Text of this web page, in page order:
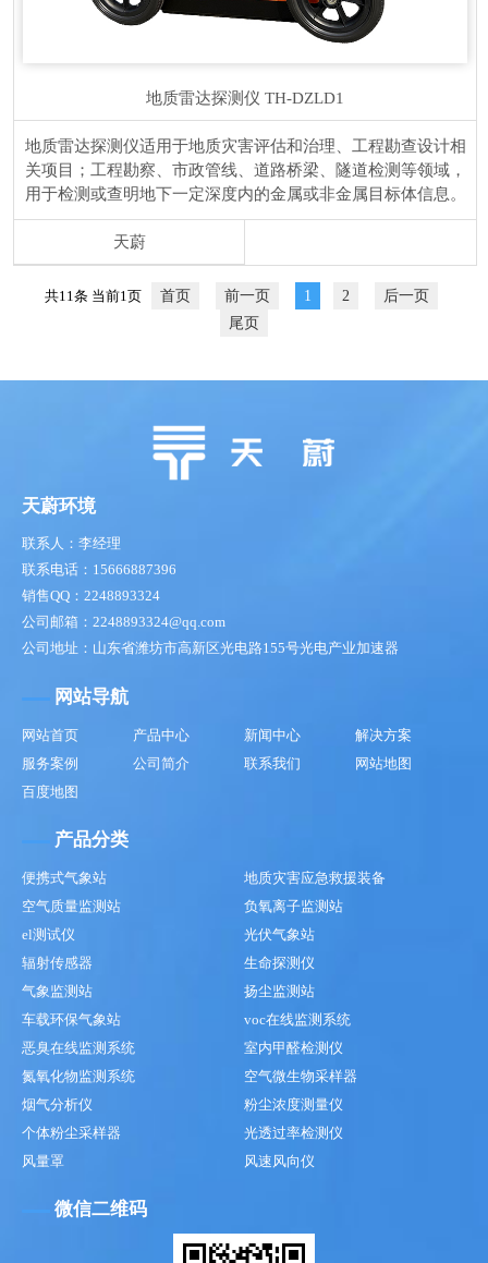
地质雷达探测仪 TH-DZLD1
地质雷达探测仪适用于地质灾害评估和治理、工程勘查设计相
关项目；工程勘察、市政管线、道路桥梁、隧道检测等领域，
用于检测或查明地下一定深度内的金属或非金属目标体信息。
天蔚
共11条 当前1页 首页 前一页 1 2
后一页
尾页
天蔚环境
联系人：李经理
联系电话：15666887396
销售QQ：2248893324
公司邮箱：2248893324@qq.com
公司地址：山东省潍坊市高新区光电路155号光电产业加速器
网站导航
网站首页 产品中心 新闻中心
解决方案
服务案例
公司简介 联系我们
网站地图
百度地图
产品分类
便携式气象站
地质灾害应急救援装备
空气质量监测站
负氧离子监测站
el测试仪
光伏气象站
辐射传感器
生命探测仪
气象监测站
扬尘监测站
车载环保气象站
voc在线监测系统
恶臭在线监测系统
室内甲醛检测仪
氮氧化物监测系统
空气微生物采样器
烟气分析仪
粉尘浓度测量仪
个体粉尘采样器
光透过率检测仪
风量罩
风速风向仪
微信二维码